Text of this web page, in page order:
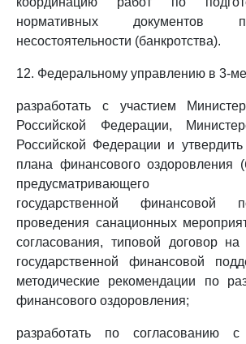
нормативных документов
несостоятельности (банкротства).
12. Федеральному управлению в 3-
разработать с участием
Российской Федерации,
Российской Федерации и
плана финансового оздоровления
предусматривающего
государственной финансовой
проведения санационных
согласования, типовой договор на
государственной финансовой
методические рекомендации по
финансового оздоровления;
разработать по согласованию